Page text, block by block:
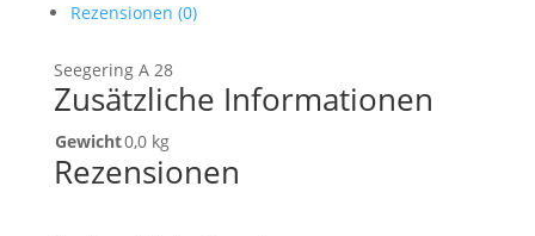
Rezensionen (0)
Seegering A 28
Zusätzliche Informationen
Gewicht0,0 kg
Rezensionen